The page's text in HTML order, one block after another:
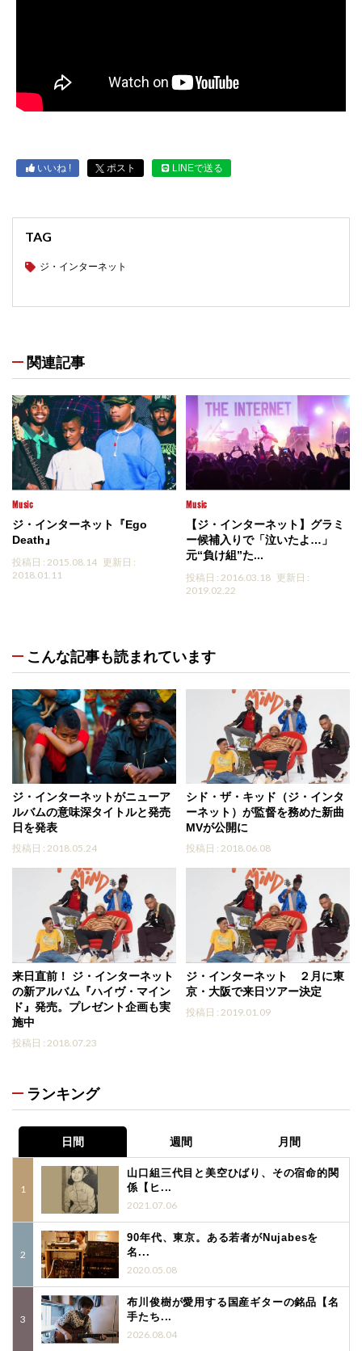
いいね ! ポスト LINEで送る
TAG
ジ・インターネット
関連記事
Music
ジ・インターネット『Ego
Death』
投稿日 : 2015.08.14 更新日 :
2018.01.11
Music
【ジ・インターネット】グラミ
ー候補入りで「泣いたよ…」
元“負け組”た...
投稿日 : 2016.03.18 更新日 :
2019.02.22
こんな記事も読まれています
ジ・インターネットがニューア
ルバムの意味深タイトルと発売
日を発表
投稿日 : 2018.05.24
シド・ザ・キッド（ジ・インタ
ーネット）が監督を務めた新曲
MVが公開に
投稿日 : 2018.06.08
来日直前！ ジ・インターネット
の新アルバム『ハイヴ・マイン
ド』発売。プレゼント企画も実
施中
投稿日 : 2018.07.23
ジ・インターネット ２月に東
京・大阪で来日ツアー決定
投稿日 : 2019.01.09
ランキング
日間 週間 月間
山口組三代目と美空ひばり、その宿命的関
係【ヒ...
2021.07.06
90年代、東京。ある若者がNujabesを
名...
2020.05.08
布川俊樹が愛用する国産ギターの銘品【名
手たち...
2026.08.04